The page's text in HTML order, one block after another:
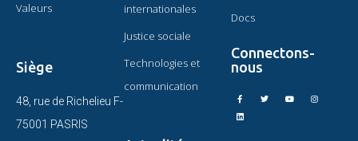
Valeurs
Siège
48, rue de Richelieu F-
75001 PASRIS
internationales
Justice sociale
Technologies et
communication
Docs
Connectons-
nous